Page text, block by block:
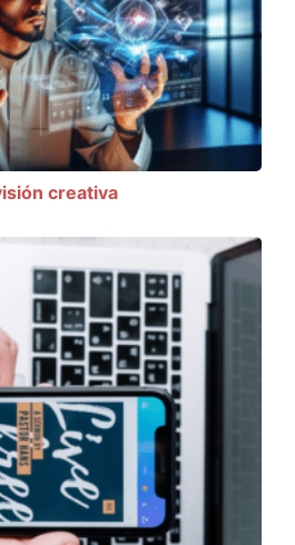
creativa